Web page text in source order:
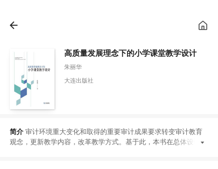
高质量发展理念下的小学课堂教学设计
朱丽华
大连出版社
审计环境重大变化和取得的重要审计成果要求转变审计教育
观念 ， 更新教学内容 ， 改革教学方式。 基于此 ， 本书在总体设计上
简介